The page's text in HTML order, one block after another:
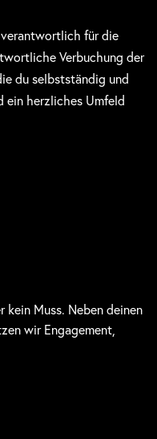
verantwortlich für die
Verbuchung der
du selbstständig und
ein herzliches Umfeld
kein Muss. Neben deinen
wir Engagement,